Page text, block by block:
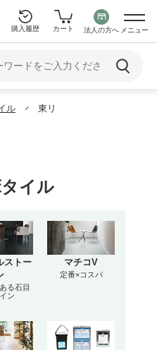
購入履歴 カート 法人の方へ メニュー
ル 東リ
イル
ストー
る石目
ン
マチコV
定番×コスパ